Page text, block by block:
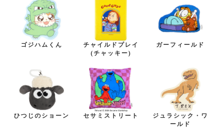
ゴジハムくん
チャイルドプレイ
(チャッキー)
ガーフィールド
ひつじのショーン セサミストリート
ジュラシック・ワ
ールド